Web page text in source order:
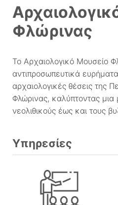
Φλώρινας
Το Αρχαιολογικό Μουσείο
αντιπροσωπευτικά
αρχαιολογικές θέσεις της
Φλώρινας, καλύπτοντας
νεολιθικούς έως και τους
Υπηρεσίες